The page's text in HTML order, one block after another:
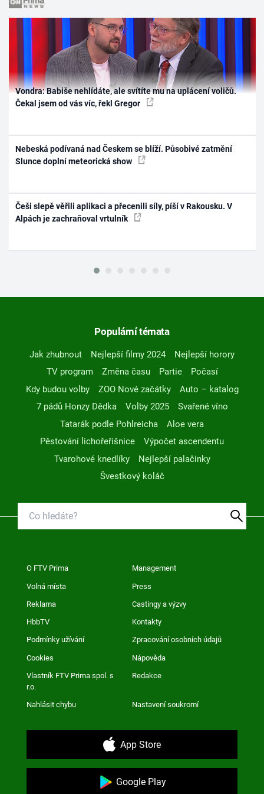
Vondra: Babiše nehlídáte, ale svítíte mu na uplácení voličů.
Čekal jsem od vás víc, řekl Gregor
Nebeská podívaná nad Českem se blíží. Působivé zatmění
Slunce doplní meteorická show
Češi slepě věřili aplikaci a přecenili síly, píší v Rakousku. V
Alpách je zachraňoval vrtulník
Populární témata
Jak zhubnout Nejlepší filmy 2024
Nejlepší horory
TV program
Změna času Partie
Počasí
Kdy budou volby
ZOO Nové začátky
Auto – katalog
7 pádů Honzy Dědka
Volby 2025
Svařené víno
Tatarák podle Pohlreicha
Aloe vera
Pěstování lichořeřišnice
Výpočet ascendentu
Tvarohové knedlíky
Nejlepší palačinky
Švestkový koláč
O FTV Prima Management
Volná místa Press
Reklama Castingy a výzvy
HbbTV Kontakty
Podmínky užívání Zpracování osobních údajů
Cookies Nápověda
Vlastník FTV Prima spol. s
r.o.
Redakce
Nahlásit chybu Nastavení soukromí
App Store
Google Play